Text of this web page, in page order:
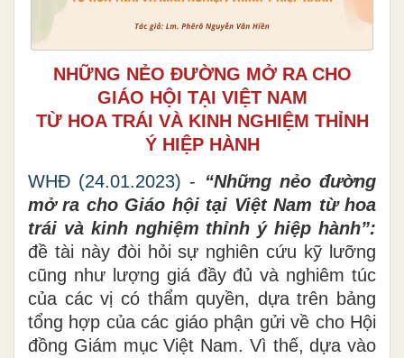
NHỮNG NẺO ĐƯỜNG MỞ RA CHO
GIÁO HỘI TẠI VIỆT NAM
TỪ HOA TRÁI VÀ KINH NGHIỆM THỈNH
Ý HIỆP HÀNH
WHĐ (24.01.2023) - “Những nẻo đường
mở ra cho Giáo hội tại Việt Nam từ hoa
trái và kinh nghiệm thỉnh ý hiệp hành”:
đề tài này đòi hỏi sự nghiên cứu kỹ lưỡng
cũng như lượng giá đầy đủ và nghiêm túc
của các vị có thẩm quyền, dựa trên bảng
tổng hợp của các giáo phận gửi về cho Hội
đồng Giám mục Việt Nam. Vì thế, dựa vào